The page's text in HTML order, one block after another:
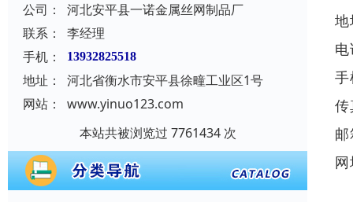
公司：
河北安平县一诺金属丝网制品厂
联系：
李经理
手机：
13932825518
地址：
河北省衡水市安平县徐疃工业区1号
网站：
www.yinuo123.com
本站共被浏览过 7761434 次